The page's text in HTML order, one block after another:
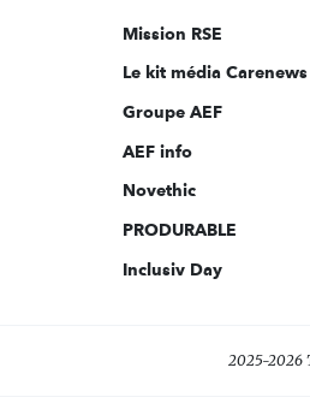
sur:
Mission RSE
Le kit média Carenews
Groupe AEF
AEF info
Novethic
PRODURABLE
Inclusiv Day
2025-2026